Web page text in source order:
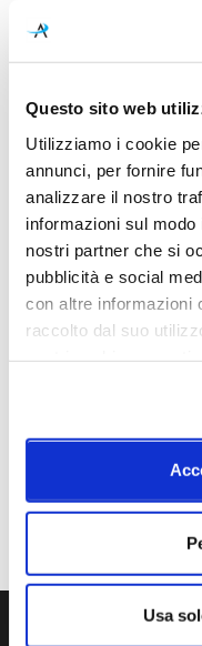
Questo sito web
Utilizziamo i cookie
annunci, per fornire
analizzare il nostro
informazioni sul
nostri partner che si
pubblicità e social
con altre informazioni
raccolto dal suo
Usa
H. 229mm - P. 16mm -
topLED CRI 90 | 220-
Caratteristiche
Cod.Art.
CA066DGBWDI
Colore led
IP
40